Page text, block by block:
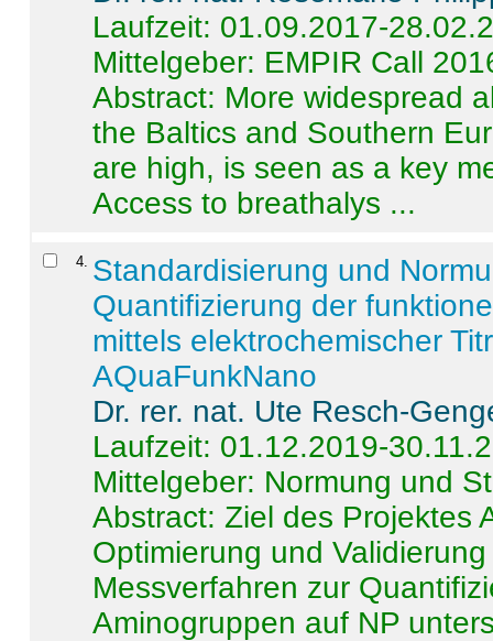
Laufzeit: 01.09.2017-
Mittelgeber: EMPIR Call
Abstract: More widespread
the Baltics and Southern
are high, is seen as a key
Access to breathalys ...
4 Standardisierung und
Quantifizierung der
mittels elektrochemischer
AQuaFunkNano
Dr. rer. nat. Ute Resch-
Laufzeit: 01.12.2019-
Mittelgeber: Normung und
Abstract:Ziel des Projektes
Optimierung und
Messverfahren zur
Aminogruppen auf NP